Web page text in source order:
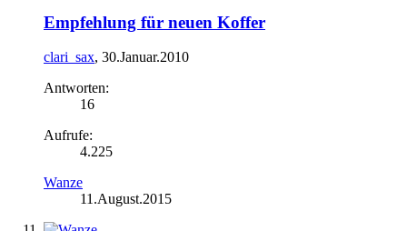
Empfehlung für neuen Koffer
clari_sax, 30.Januar.2010
Antworten:
16
Aufrufe:
4.225
Wanze
11.August.2015